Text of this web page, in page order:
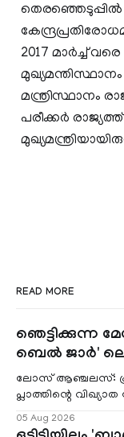
തെരഞ്ഞെടുപ്പില്‍
2017 മാര്‍ച്ച്
മുഖ്യമന്തിസ്ഥാനം
മന്ത്രിസ്ഥാനം
പരീക്കര്‍
READ MORE
ഞെട്ടിക്കുന്ന
ബെൽ ജാർ'
ലോസ് ആഞ്ചലസ്:
പ്ലാത്തിന്റെ
05 Aug 2026